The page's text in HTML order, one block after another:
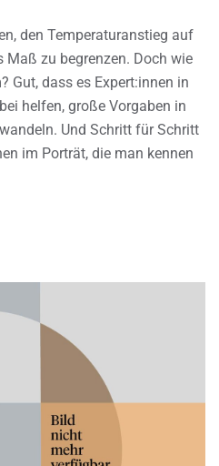
den Temperaturanstieg auf
Maß zu begrenzen. Doch wie
Gut, dass es Expert:innen in
helfen, große Vorgaben in
Und Schritt für Schritt
im Porträt, die man kennen